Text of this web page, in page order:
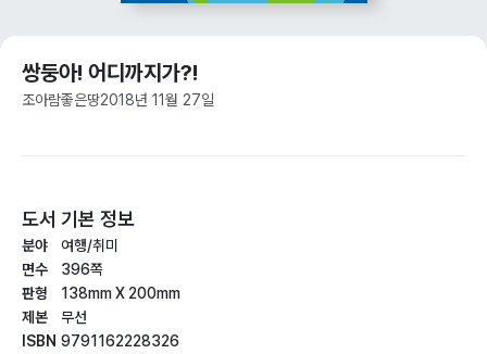
쌍둥아! 어디까지가?!
조아람좋은땅2018년 11월 27일
도서 기본 정보
분야
면수
판형
제본
ISBN
여행/취미
396쪽
138mm X 200mm
무선
9791162228326